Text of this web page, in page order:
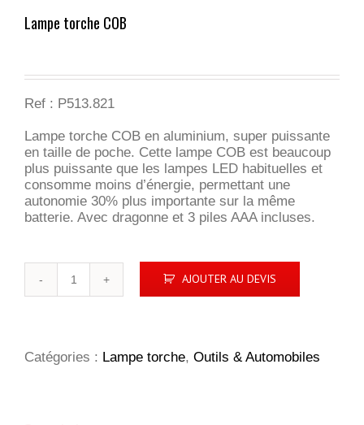
Lampe torche COB
Ref : P513.821
Lampe torche COB en aluminium, super puissante
en taille de poche. Cette lampe COB est beaucoup
plus puissante que les lampes LED habituelles et
consomme moins d’énergie, permettant une
autonomie 30% plus importante sur la même
batterie. Avec dragonne et 3 piles AAA incluses.
AJOUTER AU DEVIS
Catégories : Lampe torche, Outils & Automobiles